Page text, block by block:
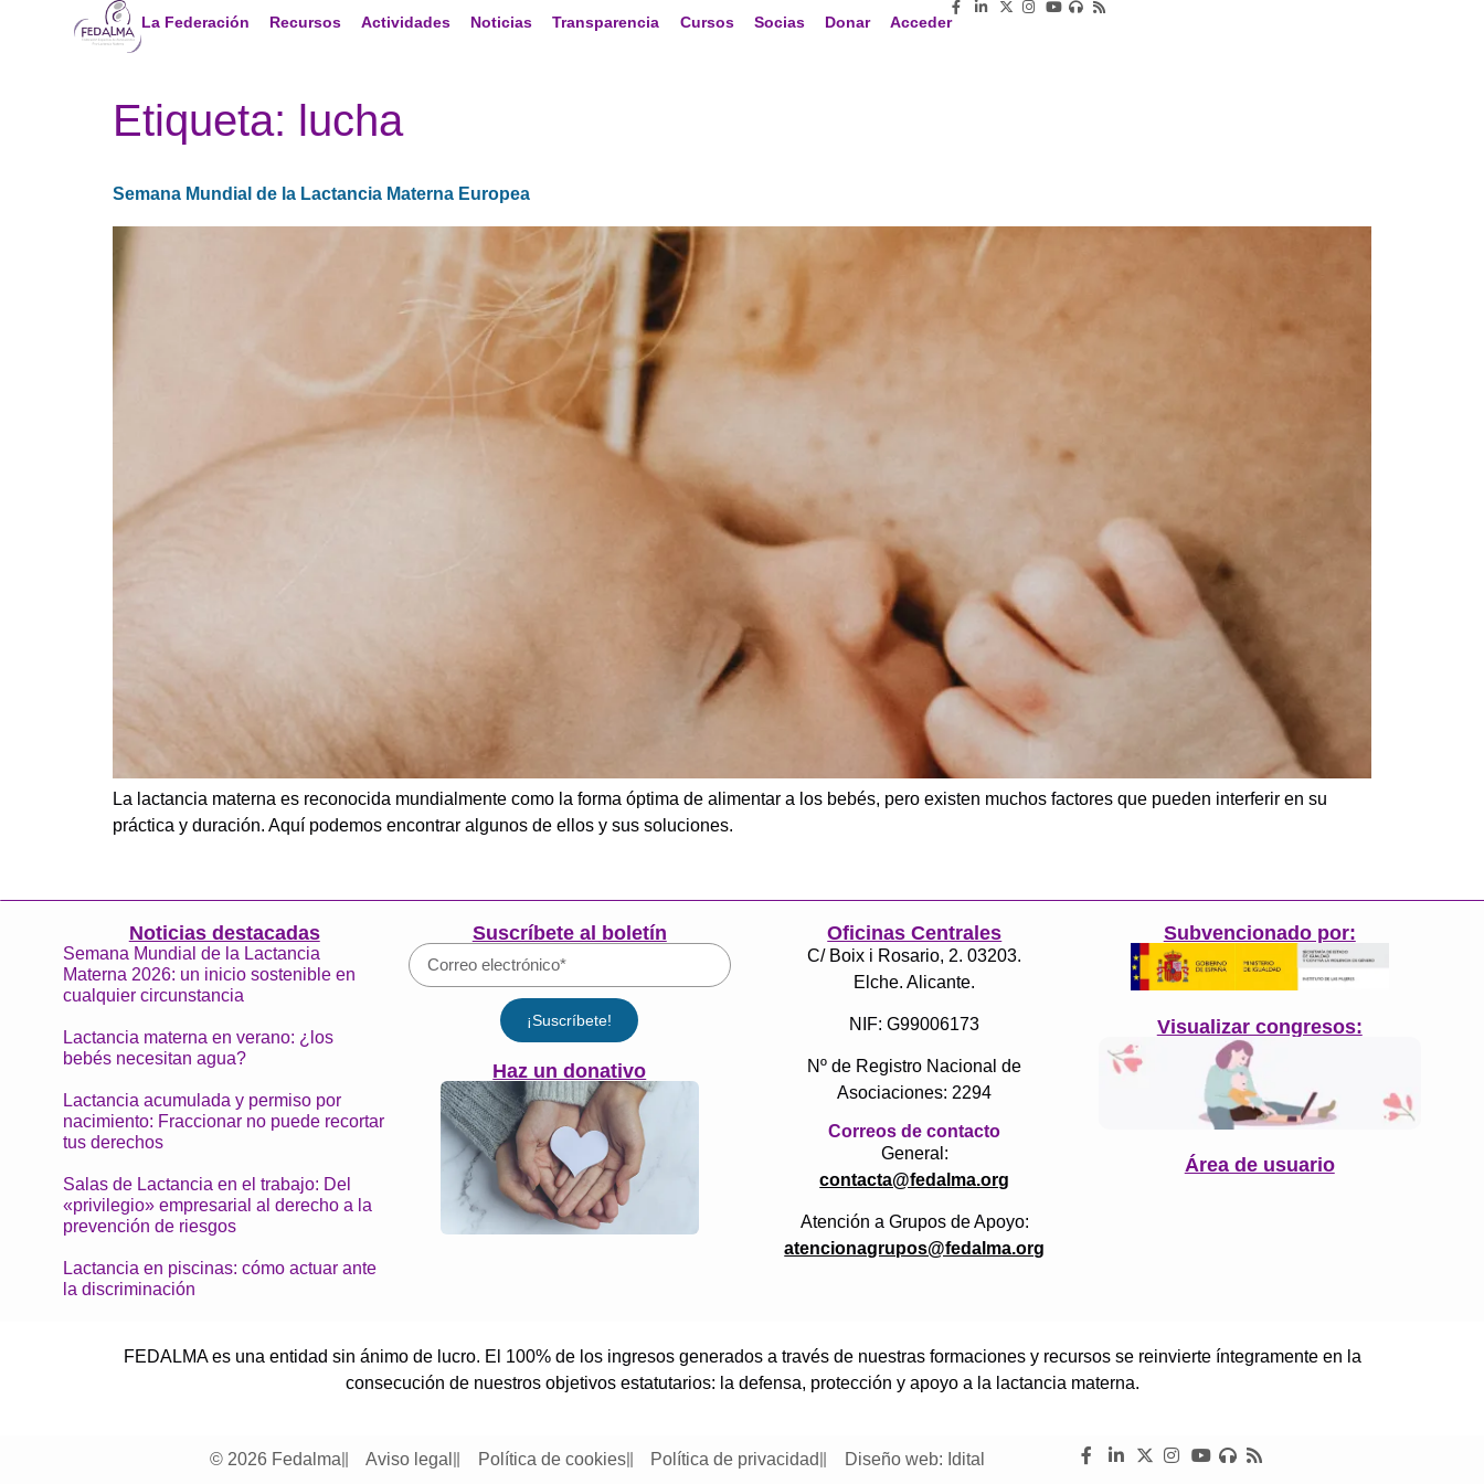
La Federación Recursos Actividades Noticias Transparencia Cursos Socias Donar Acceder
Etiqueta: lucha
Semana Mundial de la Lactancia Materna Europea
La lactancia materna es reconocida mundialmente como la forma óptima de alimentar a los bebés, pero existen muchos factores que pueden interferir en su
práctica y duración. Aquí podemos encontrar algunos de ellos y sus soluciones.
Noticias destacadas
Semana Mundial de la Lactancia
Materna 2026: un inicio sostenible en
cualquier circunstancia
Lactancia materna en verano: ¿los
bebés necesitan agua?
Lactancia acumulada y permiso por
nacimiento: Fraccionar no puede recortar
tus derechos
Salas de Lactancia en el trabajo: Del
«privilegio» empresarial al derecho a la
prevención de riesgos
Lactancia en piscinas: cómo actuar ante
la discriminación
Suscríbete al boletín
¡Suscríbete!
Haz un donativo
Oficinas Centrales
C/ Boix i Rosario, 2. 03203.
Elche. Alicante.
NIF: G99006173
Nº de Registro Nacional de
Asociaciones: 2294
Correos de contacto
General:
contacta@fedalma.org
Atención a Grupos de Apoyo:
atencionagrupos@fedalma.org
Subvencionado por:
Visualizar congresos:
Área de usuario
FEDALMA es una entidad sin ánimo de lucro. El 100% de los ingresos generados a través de nuestras formaciones y recursos se reinvierte íntegramente en la
consecución de nuestros objetivos estatutarios: la defensa, protección y apoyo a la lactancia materna.
© 2026 Fedalma Aviso legal Política de cookies Política de privacidad Diseño web: Idital